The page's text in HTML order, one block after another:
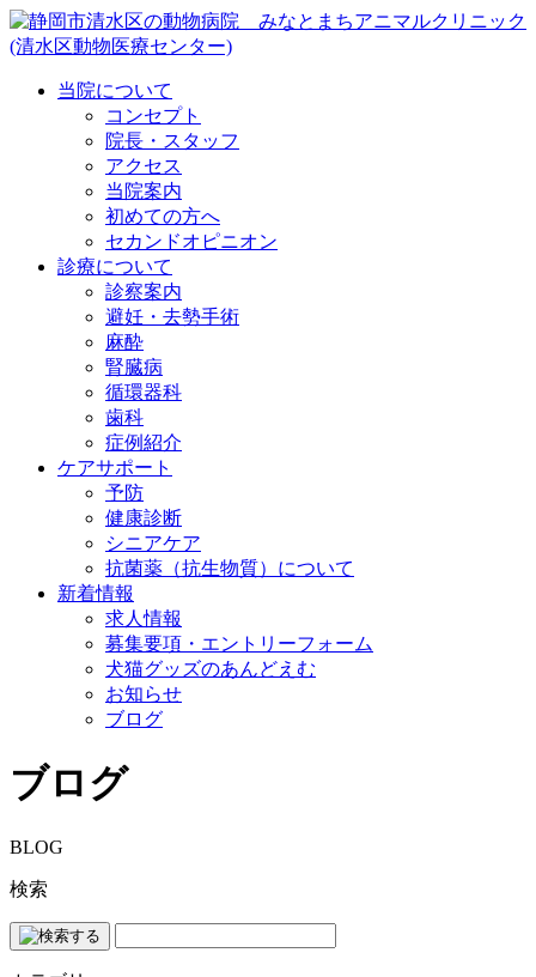
当院について
コンセプト
院長・スタッフ
アクセス
当院案内
初めての方へ
セカンドオピニオン
診療について
診察案内
避妊・去勢手術
麻酔
腎臓病
循環器科
歯科
症例紹介
ケアサポート
予防
健康診断
シニアケア
抗菌薬（抗生物質）について
新着情報
求人情報
募集要項・エントリーフォーム
犬猫グッズのあんどえむ
お知らせ
ブログ
ブログ
BLOG
検索